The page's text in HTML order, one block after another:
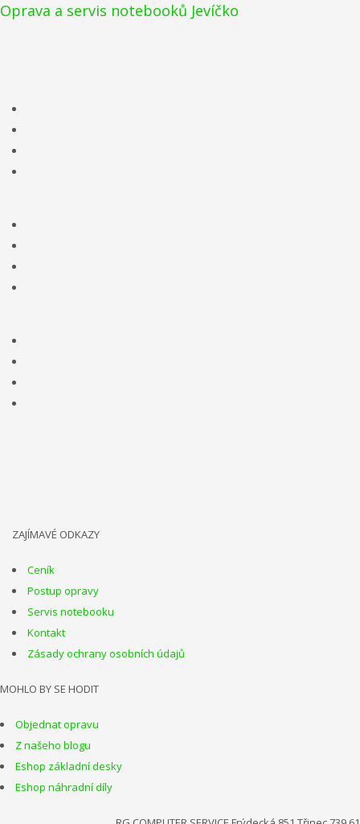
Oprava a servis notebooků Jevíčko
ZAJÍMAVÉ ODKAZY
Ceník
Postup opravy
Servis notebooku
Kontakt
Zásady ochrany osobních údajů
MOHLO BY SE HODIT
Objednat opravu
Z našeho blogu
Eshop základní desky
Eshop náhradní díly